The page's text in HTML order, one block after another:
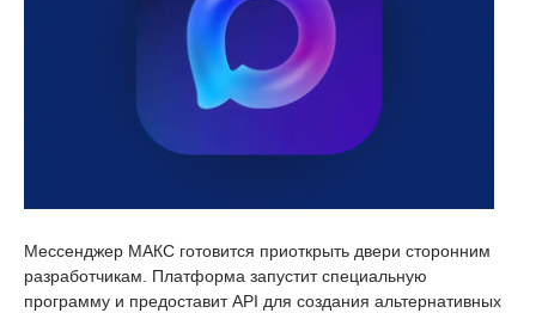
Мессенджер МАКС готовится приоткрыть двери сторонним
разработчикам. Платформа запустит специальную
программу и предоставит API для создания альтернативных